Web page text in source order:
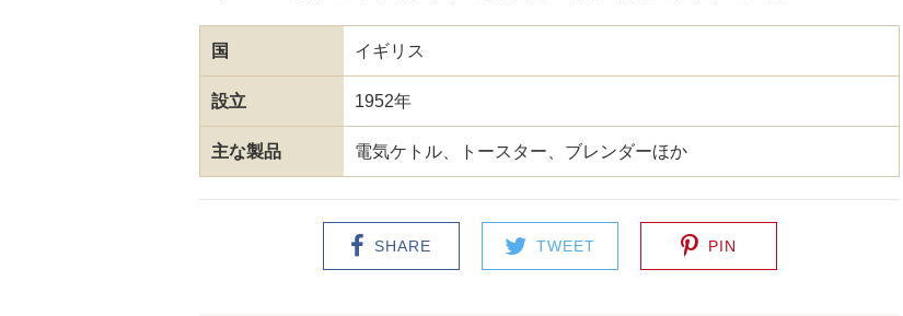
国 イギリス
設立 1952年
主な製品 電気ケトル、トースター、ブレンダーほか
SHARE TWEET PIN